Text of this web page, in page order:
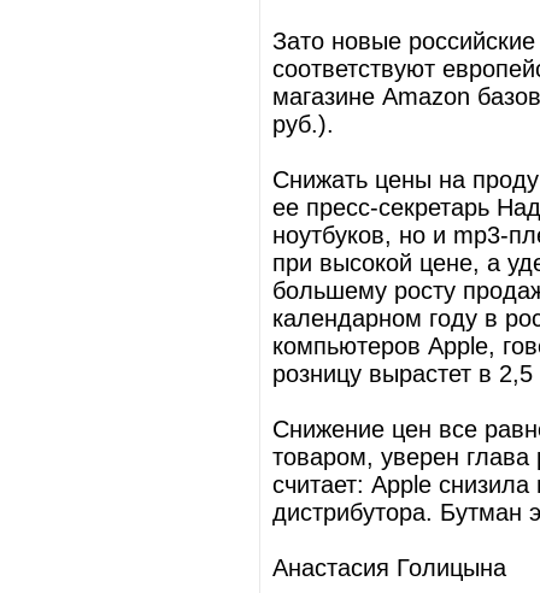
Зато новые
соответствуют
магазине Amazon
руб.).
Снижать цены на
ее пресс-секретарь
ноутбуков, но и mp3-
при высокой цене, а
большему росту
календарном году в
компьютеров Apple,
розницу вырастет в
Снижение цен все
товаром, уверен
считает: Apple
дистрибутора. Бутман
Анастасия Голицына